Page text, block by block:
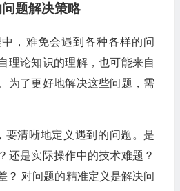
题解决策略
，难免会遇到各种各样的问
理论知识的理解，也可能来自
为了更好地解决这些问题，需
要清晰地定义遇到的问题。是
还是实际操作中的技术难题？
？ 对问题的精准定义是解决问